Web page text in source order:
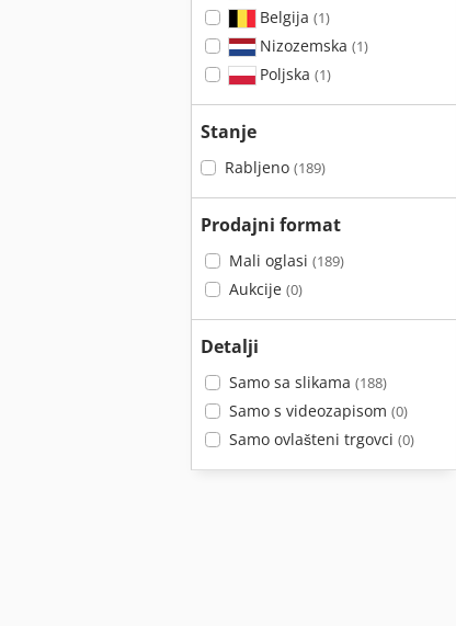
Belgija (1)
Nizozemska (1)
Poljska (1)
Stanje
Rabljeno (189)
Prodajni format
Mali oglasi (189)
Aukcije (0)
Detalji
Samo sa slikama (188)
Samo s videozapisom (0)
Samo ovlašteni trgovci (0)
Man Lions City Solaris Urbino 18